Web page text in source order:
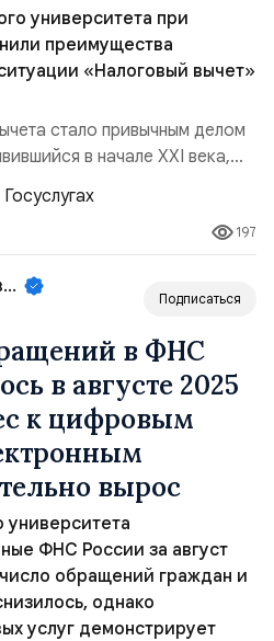
университета при
преимущества
«Налоговый вычет»
стало привычным делом
в начале XXI века,
уменьшения суммы
предоставляя
часть выплаченных
обстоятельств
«Налоговый вычет» появился
197
Всем о государственном управле...
Подписаться
в ФНС
в августе 2025
к цифровым
вырос
университета
ФНС России за август
обращений граждан и
однако
услуг демонстрирует